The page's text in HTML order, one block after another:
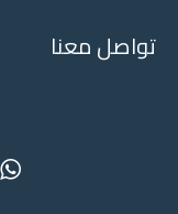
تواصل معنا